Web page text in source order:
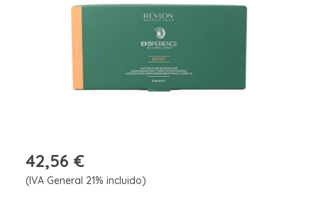
42,56 €
(IVA General 21% incluido)